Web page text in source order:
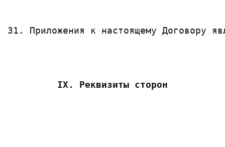
31. Приложения к настоящему Договору
IX. Реквизиты сторон